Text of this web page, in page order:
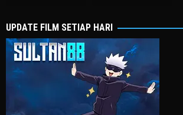
UPDATE FILM SETIAP HARI